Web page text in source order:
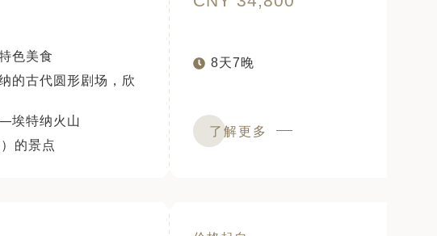
色美食
的古代圆形剧场，欣
埃特纳火山
的景点
8天7晚
了解更多